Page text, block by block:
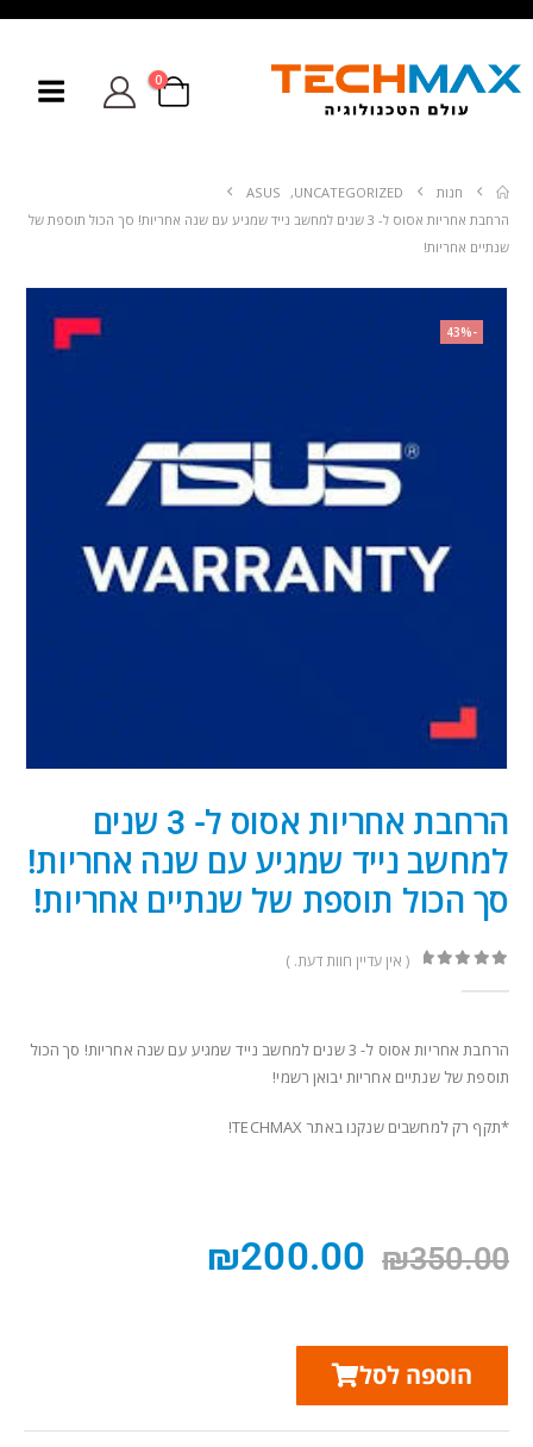
0
חנות UNCATEGORIZED
,
ASUS
הרחבת אחריות אסוס ל- 3 שנים למחשב נייד שמגיע עם שנה אחריות! סך הכול תוספת של
שנתיים אחריות!
-43%
הרחבת אחריות אסוס ל- 3 שנים
למחשב נייד שמגיע עם שנה אחריות!
סך הכול תוספת של שנתיים אחריות!
( אין עדיין חוות דעת. )
הרחבת אחריות אסוס ל- 3 שנים למחשב נייד שמגיע עם שנה אחריות! סך הכול
תוספת של שנתיים אחריות יבואן רשמי!
*תקף רק למחשבים שנקנו באתר TECHMAX!
₪350.00
₪200.00
הוספה לסל